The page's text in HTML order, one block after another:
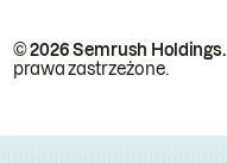
© 2026 Semrush Holdings.
prawa zastrzeżone.